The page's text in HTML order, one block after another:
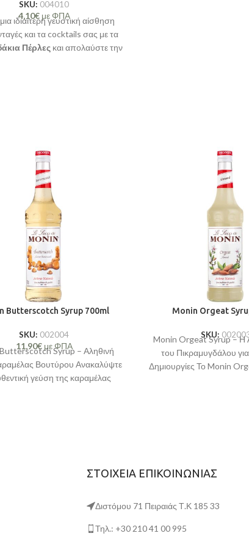
SKU: 004010
4,10€με ΦΠΑ
ιδιαίτερη γευστική αίσθηση
και τα cocktails σας με τα
Πέρλες και απολαύστε την
Butterscotch Syrup 700ml
SKU: 002004
11,90€με ΦΠΑ
Syrup – Αληθινή
Βουτύρου Ανακαλύψτε
γεύση της καραμέλας
Monin Orgeat
SKU:
Monin Orgeat Syrup – Η
του Πικραμυγδάλου
Δημιουργίες Το Monin
ΣΤΟΙΧΕΙΑ ΕΠΙΚΟΙΝΩΝΙΑΣ
Διστόμου 71 Πειραιάς Τ.Κ 185 33
Τηλ.: +30 210 41 00 995